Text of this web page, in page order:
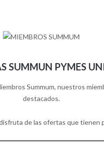
SUMMUN PYMES
Summum, nuestros
destacados.
de las ofertas que tienen